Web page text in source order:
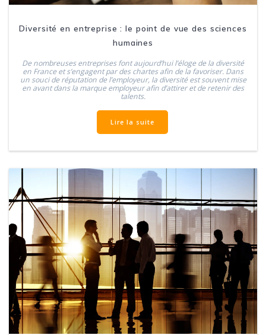
Diversité en entreprise : le point de vue des sciences
humaines
De nombreuses entreprises font aujourd‘hui l’éloge de la diversité
en France et s’engagent par des chartes afin de la favoriser. Dans
un souci de réputation de l’employeur, la diversité est souvent mise
en avant dans la marque employeur afin d’attirer et de retenir des
talents.
Lire la suite